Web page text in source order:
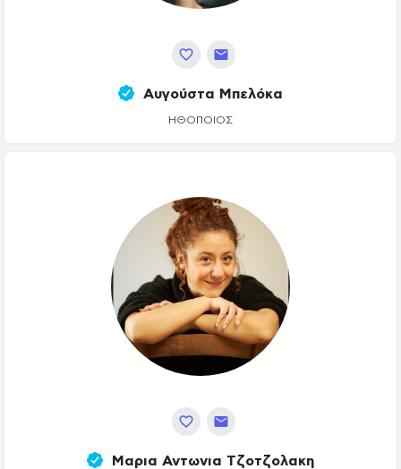
Αυγούστα Μπελόκα
ΗΘΟΠΟΙΌΣ
Μαρια Αντωνια Τζοτζολακη